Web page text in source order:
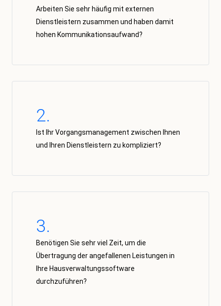
Arbeiten Sie sehr häufig mit externen
Dienstleistern zusammen und haben damit
hohen Kommunikationsaufwand?
2.
Ist Ihr Vorgangsmanagement zwischen Ihnen
und Ihren Dienstleistern zu kompliziert?
3.
Benötigen Sie sehr viel Zeit, um die
Übertragung der angefallenen Leistungen in
Ihre Hausverwaltungssoftware
durchzuführen?